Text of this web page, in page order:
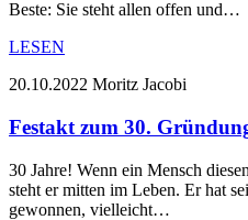
Beste: Sie steht allen offen und…
LESEN
20.10.2022 Moritz Jacobi
Festakt zum 30.
30 Jahre! Wenn ein Mensch
steht er mitten im Leben. Er hat
gewonnen, vielleicht…